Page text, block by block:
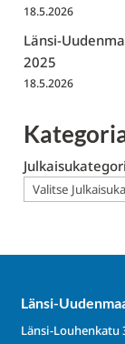
18.5.2026
Länsi-
2025
18.5.2026
Länsi-
Länsi-Louhenkatu